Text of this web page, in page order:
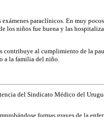
paraclínicos. En muy pocos
los niños fue buena y las
contribuye al cumplimiento de la
a la familia del niño.
del Sindicato Médico del